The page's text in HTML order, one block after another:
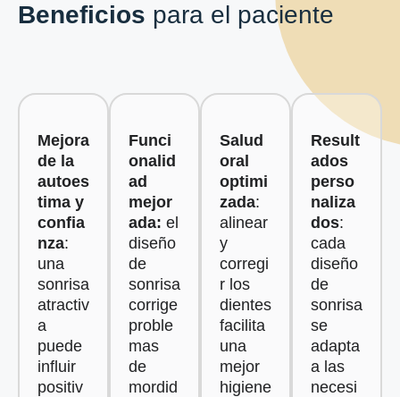
Beneficios para el paciente
Mejora
de la
autoes
tima y
confia
nza:
una
sonrisa
atractiv
a
puede
influir
positiv
Funci
onalid
ad
mejor
ada: el
diseño
de
sonrisa
corrige
proble
mas
de
mordid
Salud
oral
optimi
zada:
alinear
y
corregi
r los
dientes
facilita
una
mejor
higiene
Result
ados
perso
naliza
dos:
cada
diseño
de
sonrisa
se
adapta
a las
necesi